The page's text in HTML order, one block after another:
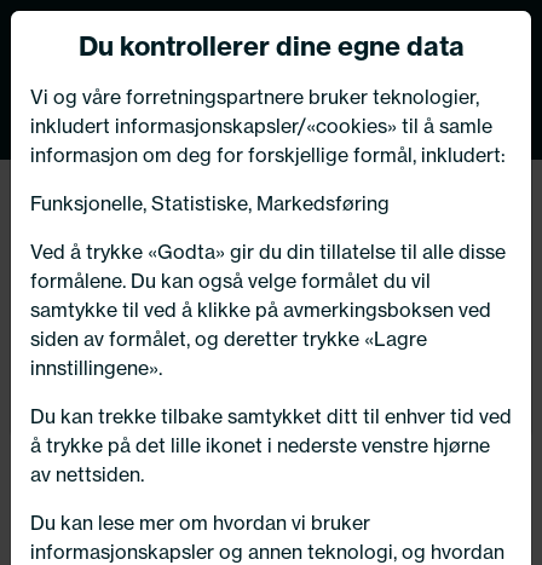
Hjem Dekk
Kategorier:
Sommerdekk
Vinterdekk
Vinter pigg
VIKTIG MELDING TIL VÅRE KUNDER
Bildeleksperten har flyttet
Velkommen til oss på vår nye adresse:
Numedalsvegen 76, 3617 Kongsberg
Du kontrollerer dine egne data
Vi og våre forretningspartnere bruker teknologier,
inkludert informasjonskapsler/«cookies» til å samle
informasjon om deg for forskjellige formål, inkludert:
Funksjonelle, Statistiske, Markedsføring
Ved å trykke «Godta» gir du din tillatelse til alle disse
formålene. Du kan også velge formålet du vil
samtykke til ved å klikke på avmerkingsboksen ved
siden av formålet, og deretter trykke «Lagre
innstillingene».
Du kan trekke tilbake samtykket ditt til enhver tid ved
å trykke på det lille ikonet i nederste venstre hjørne
av nettsiden.
Du kan lese mer om hvordan vi bruker
informasjonskapsler og annen teknologi, og hvordan